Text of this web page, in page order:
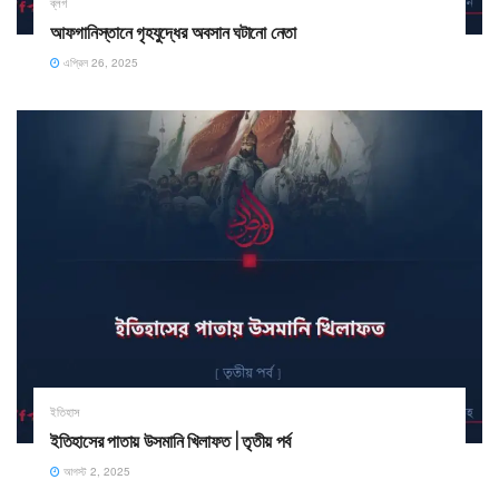
আফগানিস্তানে গৃহযুদ্ধের অবসান ঘটানো নেতা
এপ্রিল 26, 2025
ইতিহাস
ইতিহাসের পাতায় উসমানি খিলাফত | তৃতীয় পর্ব
আগস্ট 2, 2025